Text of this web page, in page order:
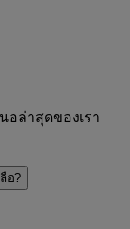
อล่าสุดของเรา
อ?